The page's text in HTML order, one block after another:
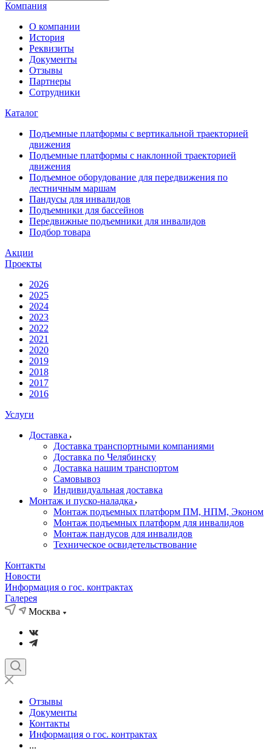
Компания
О компании
История
Реквизиты
Документы
Отзывы
Партнеры
Сотрудники
Каталог
Подъемные платформы с вертикальной траекторией
движения
Подъемные платформы с наклонной траекторией
движения
Подъемное оборудование для передвижения по
лестничным маршам
Пандусы для инвалидов
Подъемники для бассейнов
Передвижные подъемники для инвалидов
Подбор товара
Акции
Проекты
2026
2025
2024
2023
2022
2021
2020
2019
2018
2017
2016
Услуги
Доставка
Доставка транспортными компаниями
Доставка по Челябинску
Доставка нашим транспортом
Самовывоз
Индивидуальная доставка
Монтаж и пуско-наладка
Монтаж подъемных платформ ПМ, НПМ, Эконом
Монтаж подъемных платформ для инвалидов
Монтаж пандусов для инвалидов
Техническое освидетельствование
Контакты
Новости
Информация о гос. контрактах
Галерея
Москва
Отзывы
Документы
Контакты
Информация о гос. контрактах
...